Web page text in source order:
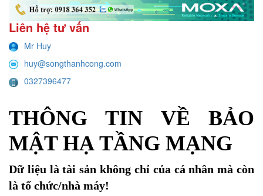
Liên hệ tư vấn
Mr Huy
huy@songthanhcong.com
0327396477
THÔNG TIN VỀ BẢO
MẬT HẠ TẦNG MẠNG
Dữ liệu là tài sản không chỉ của cá nhân mà còn
là tổ chức/nhà máy!